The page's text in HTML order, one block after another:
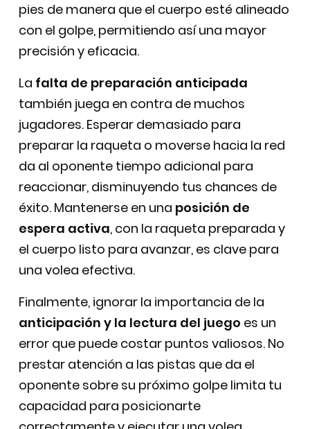
pies de manera que el cuerpo esté alineado
con el golpe, permitiendo así una mayor
precisión y eficacia.
La falta de preparación anticipada
también juega en contra de muchos
jugadores. Esperar demasiado para
preparar la raqueta o moverse hacia la red
da al oponente tiempo adicional para
reaccionar, disminuyendo tus chances de
éxito. Mantenerse en una posición de
espera activa, con la raqueta preparada y
el cuerpo listo para avanzar, es clave para
una volea efectiva.
Finalmente, ignorar la importancia de la
anticipación y la lectura del juego es un
error que puede costar puntos valiosos. No
prestar atención a las pistas que da el
oponente sobre su próximo golpe limita tu
capacidad para posicionarte